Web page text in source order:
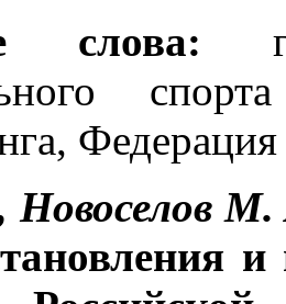
слова:
Новоселов